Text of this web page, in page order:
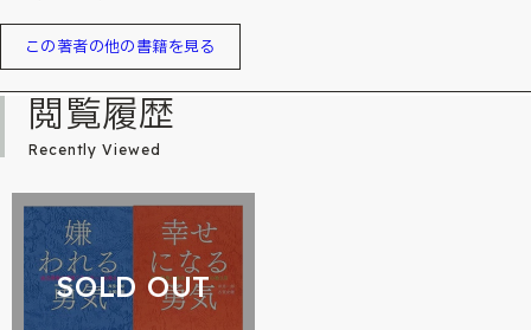
この著者の他の書籍を見る
閲覧履歴
Recently Viewed
SOLD OUT